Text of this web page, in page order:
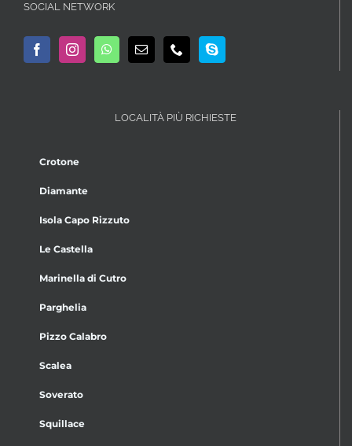
SOCIAL NETWORK
LOCALITÀ PIÙ RICHIESTE
Crotone
Diamante
Isola Capo Rizzuto
Le Castella
Marinella di Cutro
Parghelia
Pizzo Calabro
Scalea
Soverato
Squillace